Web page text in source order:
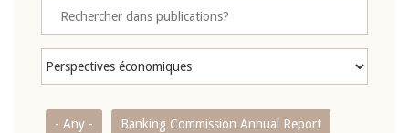
- Any - Banking Commission Annual Report